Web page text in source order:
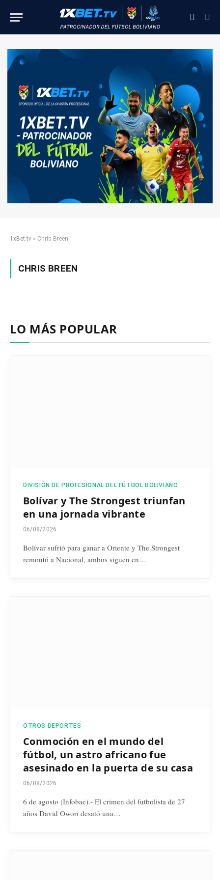
1xBet.tv » Chris Breen
CHRIS BREEN
LO MÁS POPULAR
DIVISIÓN DE PROFESIONAL DEL FÚTBOL BOLIVIANO
Bolívar y The Strongest triunfan
en una jornada vibrante
06/08/2026
Bolívar sufrió para ganar a Oriente y The Strongest
remontó a Nacional, ambos siguen en…
OTROS DEPORTES
Conmoción en el mundo del
fútbol, un astro africano fue
asesinado en la puerta de su casa
06/08/2026
6 de agosto (Infobae).- El crimen del futbolista de 27
años David Owori desató una…